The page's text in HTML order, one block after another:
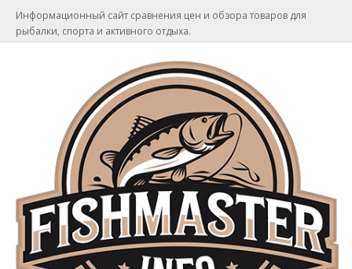
Информационный сайт сравнения цен и обзора товаров для
рыбалки, спорта и активного отдыха.